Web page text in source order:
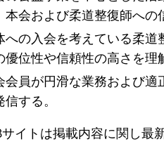
本会および柔道整復師への
への入会を考えている柔
優位性や信頼性の高さを理
会員が円滑な業務および
信する。
サイトは掲載内容に関し最